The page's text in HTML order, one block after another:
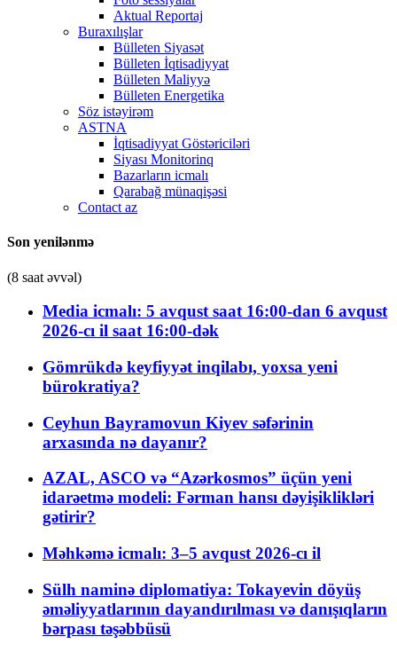
Aktual Reportaj
Buraxılışlar
Bülleten Siyasət
Bülleten İqtisadiyyat
Bülleten Maliyyə
Bülleten Energetika
Söz istəyirəm
ASTNA
İqtisadiyyat Göstəriciləri
Siyası Monitorinq
Bazarların icmalı
Qarabağ münaqişəsi
Contact az
Son yenilənmə
(8 saat əvvəl)
Media icmalı: 5 avqust saat 16:00-dan 6 avqust
2026-cı il saat 16:00-dək
Gömrükdə keyfiyyət inqilabı, yoxsa yeni
bürokratiya?
Ceyhun Bayramovun Kiyev səfərinin
arxasında nə dayanır?
AZAL, ASCO və “Azərkosmos” üçün yeni
idarəetmə modeli: Fərman hansı dəyişiklikləri
gətirir?
Məhkəmə icmalı: 3–5 avqust 2026-cı il
Sülh naminə diplomatiya: Tokayevin döyüş
əməliyyatlarının dayandırılması və danışıqların
bərpası təşəbbüsü